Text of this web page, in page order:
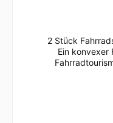
2 Stück Fahrradspiegel für rechts und links
ist beidseitig
oder links am